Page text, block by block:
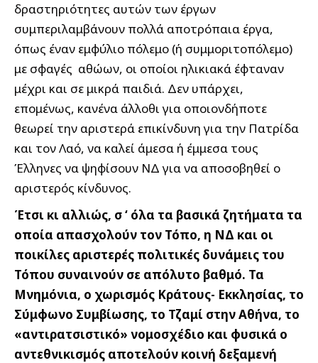
δραστηριότητες αυτών των έργων
συμπεριλαμβάνουν πολλά αποτρόπαια έργα,
όπως έναν εμφύλιο πόλεμο (ή συμμοριτοπόλεμο)
με σφαγές αθώων, οι οποίοι ηλικιακά έφταναν
μέχρι και σε μικρά παιδιά. Δεν υπάρχει,
επομένως, κανένα άλλοθι για οποιονδήποτε
θεωρεί την αριστερά επικίνδυνη για την Πατρίδα
και τον Λαό, να καλεί άμεσα ή έμμεσα τους
Έλληνες να ψηφίσουν ΝΔ για να αποσοβηθεί ο
αριστερός κίνδυνος.
Έτσι κι αλλιώς, σ ‘ όλα τα βασικά ζητήματα τα
οποία απασχολούν τον Τόπο, η ΝΔ και οι
ποικίλες αριστερές πολιτικές δυνάμεις του
Τόπου συναινούν σε απόλυτο βαθμό. Τα
Μνημόνια, ο χωρισμός Κράτους- Εκκλησίας, το
Σύμφωνο Συμβίωσης, το Τζαμί στην Αθήνα, το
«αντιρατσιστικό» νομοσχέδιο και φυσικά ο
αντεθνικισμός αποτελούν κοινή δεξαμενή